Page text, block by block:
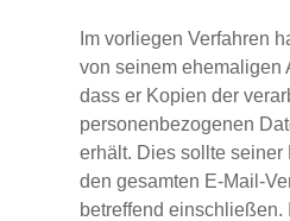
Im vorliegen Verfahren
von seinem ehemaligen
dass er Kopien der
personenbezogenen
erhält. Dies sollte seiner
den gesamten E-Mail-
betreffend einschließen.